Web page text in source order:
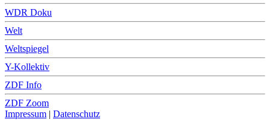
WDR Doku
Welt
Weltspiegel
Y-Kollektiv
ZDF Info
ZDF Zoom
Impressum | Datenschutz